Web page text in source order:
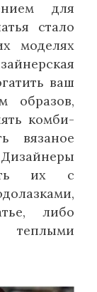
для
стало
моделях
ваш
образов,
комби-
вязаное
их с
либо